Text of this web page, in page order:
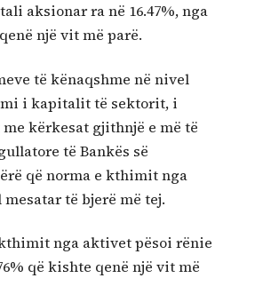
aksionar ra në 16.47%, nga
një vit më parë.
të kënaqshme në nivel
i kapitalit të sektorit, i
kërkesat gjithnjë e më të
të Bankës së
që norma e kthimit nga
të bjerë më tej.
nga aktivet pësoi rënie
që kishte qenë një vit më